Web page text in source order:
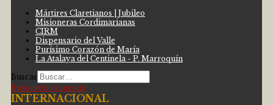
Mártires Claretianos | Jubileo
Misioneras Cordimarianas
CIRM
Dispensario del Valle
Purísimo Corazón de María
La Atalaya del Centinela - P. Marroquín
Buscar
Búsqueda avanzada
INTERNACIONAL